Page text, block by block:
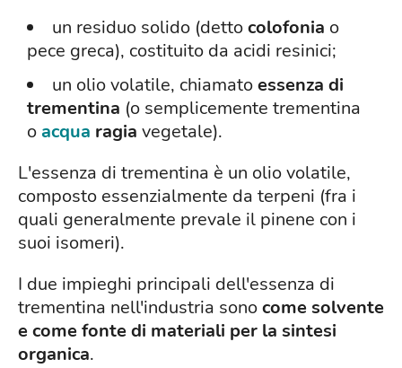
un residuo solido (dettocolofonia o
pece greca), costituito da acidi resinici;
un olio volatile, chiamatoessenza di
trementina (o semplicemente trementina
o acqua ragia vegetale).
L'essenza di trementina è un olio volatile,
composto essenzialmente da terpeni (fra i
quali generalmente prevale il pinene con i
suoi isomeri).
I due impieghi principali dell'essenza di
trementina nell'industria sonocome solvente
e come fonte di materiali per la sintesi
organica.